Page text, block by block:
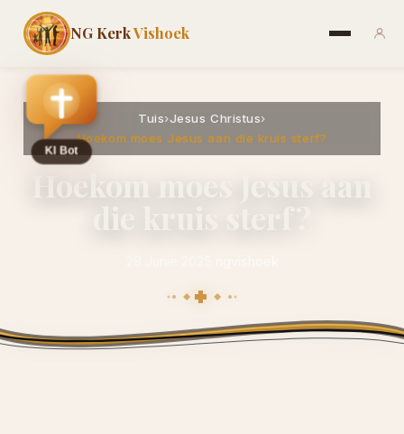
NG KerkVishoek
Tuis›Jesus Christus›
Hoekom moes Jesus aan die kruis sterf?